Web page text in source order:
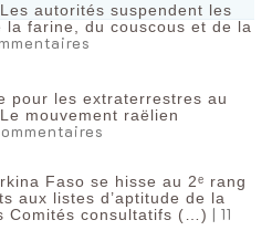
autorités suspendent les
la farine, du couscous et de la
pour les extraterrestres au
mouvement raëlien
Faso se hisse au 2ᵉ rang
aux listes d’aptitude de la
Comités consultatifs (…) | 11